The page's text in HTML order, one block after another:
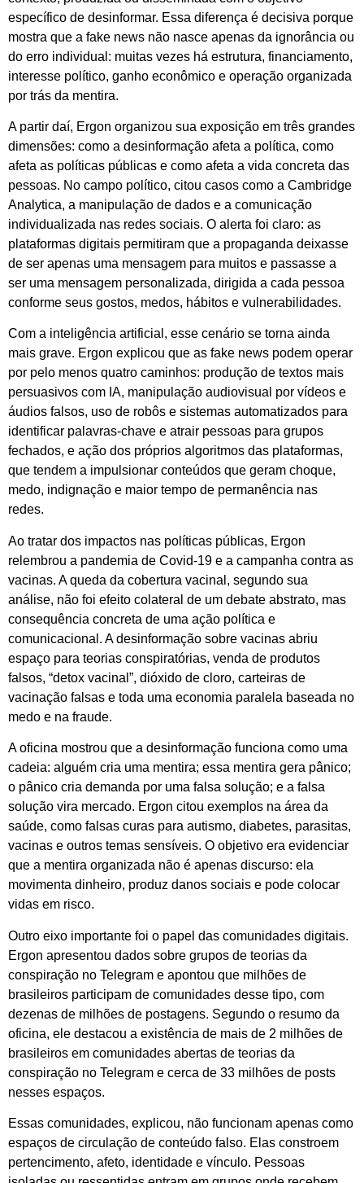
específico de desinformar. Essa diferença é decisiva porque
mostra que a fake news não nasce apenas da ignorância ou
do erro individual: muitas vezes há estrutura, financiamento,
interesse político, ganho econômico e operação organizada
por trás da mentira.
A partir daí, Ergon organizou sua exposição em três grandes
dimensões: como a desinformação afeta a política, como
afeta as políticas públicas e como afeta a vida concreta das
pessoas. No campo político, citou casos como a Cambridge
Analytica, a manipulação de dados e a comunicação
individualizada nas redes sociais. O alerta foi claro: as
plataformas digitais permitiram que a propaganda deixasse
de ser apenas uma mensagem para muitos e passasse a
ser uma mensagem personalizada, dirigida a cada pessoa
conforme seus gostos, medos, hábitos e vulnerabilidades.
Com a inteligência artificial, esse cenário se torna ainda
mais grave. Ergon explicou que as fake news podem operar
por pelo menos quatro caminhos: produção de textos mais
persuasivos com IA, manipulação audiovisual por vídeos e
áudios falsos, uso de robôs e sistemas automatizados para
identificar palavras-chave e atrair pessoas para grupos
fechados, e ação dos próprios algoritmos das plataformas,
que tendem a impulsionar conteúdos que geram choque,
medo, indignação e maior tempo de permanência nas
redes.
Ao tratar dos impactos nas políticas públicas, Ergon
relembrou a pandemia de Covid-19 e a campanha contra as
vacinas. A queda da cobertura vacinal, segundo sua
análise, não foi efeito colateral de um debate abstrato, mas
consequência concreta de uma ação política e
comunicacional. A desinformação sobre vacinas abriu
espaço para teorias conspiratórias, venda de produtos
falsos, “detox vacinal”, dióxido de cloro, carteiras de
vacinação falsas e toda uma economia paralela baseada no
medo e na fraude.
A oficina mostrou que a desinformação funciona como uma
cadeia: alguém cria uma mentira; essa mentira gera pânico;
o pânico cria demanda por uma falsa solução; e a falsa
solução vira mercado. Ergon citou exemplos na área da
saúde, como falsas curas para autismo, diabetes, parasitas,
vacinas e outros temas sensíveis. O objetivo era evidenciar
que a mentira organizada não é apenas discurso: ela
movimenta dinheiro, produz danos sociais e pode colocar
vidas em risco.
Outro eixo importante foi o papel das comunidades digitais.
Ergon apresentou dados sobre grupos de teorias da
conspiração no Telegram e apontou que milhões de
brasileiros participam de comunidades desse tipo, com
dezenas de milhões de postagens. Segundo o resumo da
oficina, ele destacou a existência de mais de 2 milhões de
brasileiros em comunidades abertas de teorias da
conspiração no Telegram e cerca de 33 milhões de posts
nesses espaços.
Essas comunidades, explicou, não funcionam apenas como
espaços de circulação de conteúdo falso. Elas constroem
pertencimento, afeto, identidade e vínculo. Pessoas